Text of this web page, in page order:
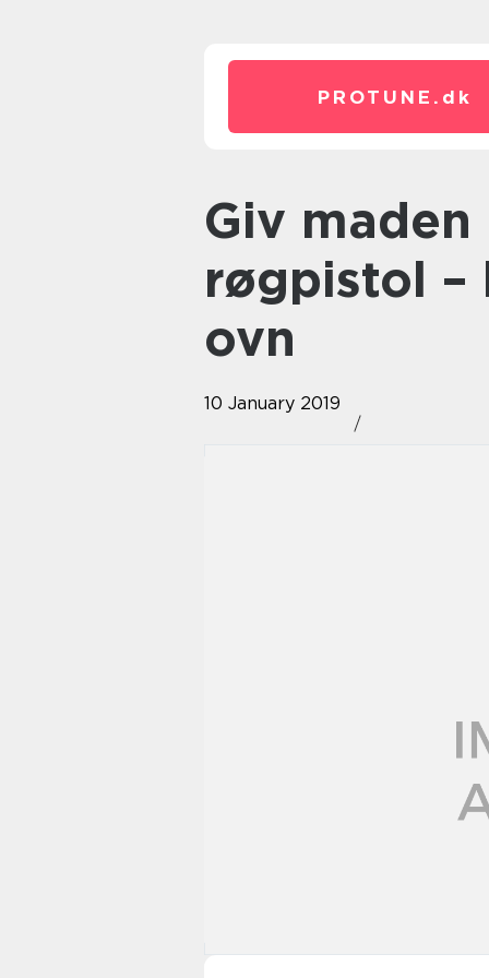
PROTUNE. dk
Giv maden røgsmag med en
røgpistol –
ovn
10 January 2019